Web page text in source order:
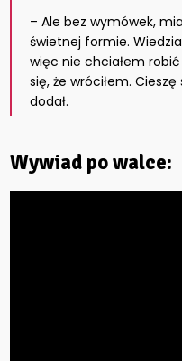
– Ale bez wymówek,
świetnej formie.
więc nie chciałem
się, że wróciłem.
dodał.
Wywiad po walce: